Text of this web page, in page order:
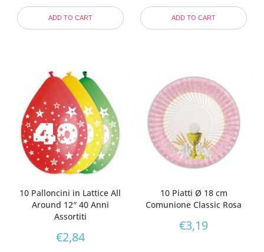
ADD TO CART ADD TO CART
10 Palloncini in Lattice All
Around 12″ 40 Anni
Assortiti
€2,84
10 Piatti Ø 18 cm
Comunione Classic Rosa
€3,19